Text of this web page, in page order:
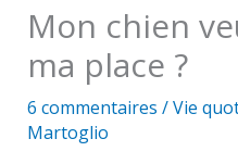
Mon chien
ma place ?
6 commentaires /Vie
Martoglio